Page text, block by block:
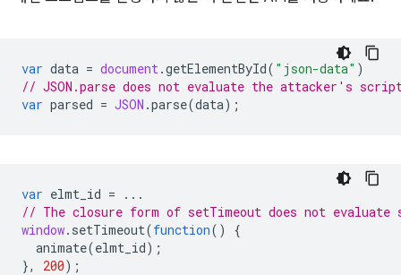
var data = document.getElementById( "json-data" )
// JSON.parse does not evaluate the attacker's
var parsed = JSON .parse(data);
var elmt_id =
...
// The closure form of setTimeout does not
window. setTimeout(function()
{
animate(elmt_id);
},
200);